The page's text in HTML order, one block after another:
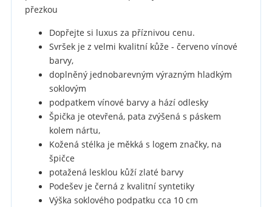
přezkou
Dopřejte si luxus za příznivou cenu.
Svršek je z velmi kvalitní kůže - červeno vínové
barvy,
doplněný jednobarevným výrazným hladkým
soklovým
podpatkem vínové barvy a hází odlesky
Špička je otevřená, pata zvýšená s páskem
kolem nártu,
Kožená stélka je měkká s logem značky, na
špičce
potažená lesklou kůží zlaté barvy
Podešev je černá z kvalitní syntetiky
Výška soklového podpatku cca 10 cm